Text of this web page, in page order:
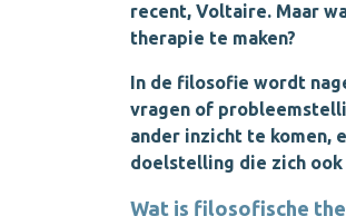
recent, Voltaire. Maar
therapie te maken?
In de filosofie wordt
vragen of
ander inzicht te komen,
doelstelling die zich
Wat is filosofische